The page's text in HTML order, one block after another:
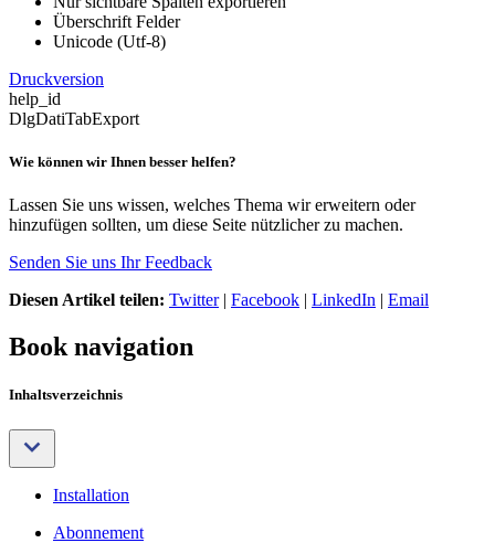
Überschrift Felder
Unicode (Utf-8)
Druckversion
help_id
DlgDatiTabExport
Wie können wir Ihnen besser helfen?
Lassen Sie uns wissen, welches Thema wir erweitern oder
hinzufügen sollten, um diese Seite nützlicher zu machen.
Senden Sie uns Ihr Feedback
Diesen Artikel teilen: Twitter| Facebook | LinkedIn | Email
Book navigation
Inhaltsverzeichnis
Installation
Abonnement